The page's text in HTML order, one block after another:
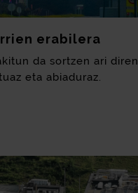
erabilera
da sortzen ari diren
eta abiaduraz.